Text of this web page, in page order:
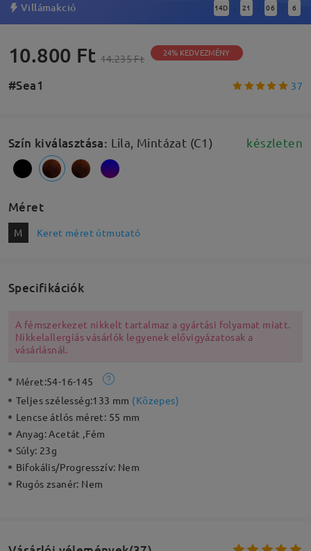
Villámakció 14D : 21 : 06 : 5
10.800 Ft 14.235 Ft 24% KEDVEZMÉNY
#Sea1 37
Szín kiválasztása: Lila, Mintázat (C1) készleten
Méret
M Keret méret útmutató
Specifikációk
A fémszerkezet nikkelt tartalmaz a gyártási folyamat miatt.
Nikkelallergiás vásárlók legyenek elővigyázatosak a
vásárlásnál.
Méret:54-16-145
Teljes szélesség:133 mm (Közepes)
Lencse átlós méret: 55 mm
Anyag:Acetát ,Fém
Súly: 23g
Bifokális/Progresszív: Nem
Rugós zsanér: Nem